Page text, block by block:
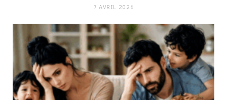
7 AVRIL 2026